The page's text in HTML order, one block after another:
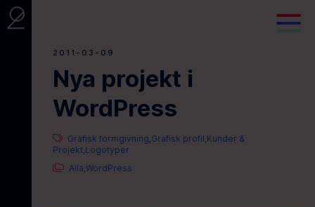
2011-03-09
Nya projekt i
WordPress
Grafisk formgivning Grafisk profil Kunder &
Projekt Logotyper
Alla ,WordPress